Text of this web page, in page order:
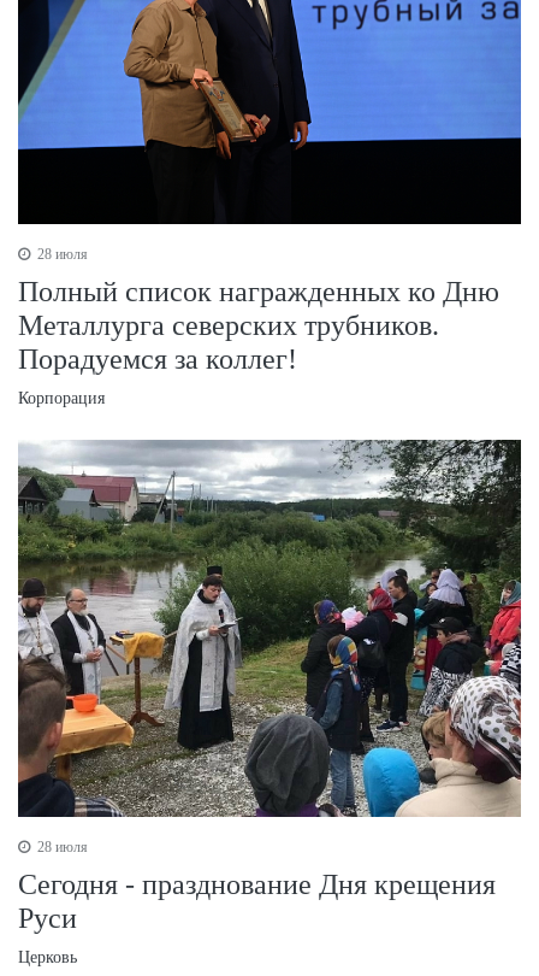
28 июля
Полный список награжденных ко Дню
Металлурга северских трубников.
Порадуемся за коллег!
Корпорация
28 июля
Сегодня - празднование Дня крещения
Руси
Церковь